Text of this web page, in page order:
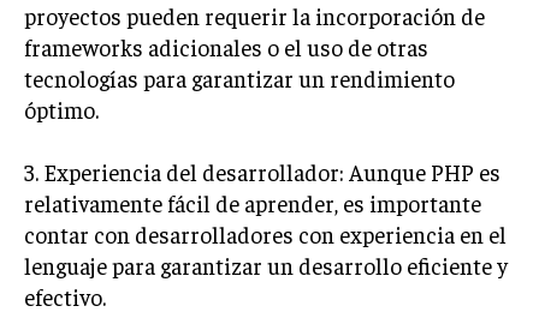
proyectos pueden requerir la incorporación de
frameworks adicionales o el uso de otras
tecnologías para garantizar un rendimiento
óptimo.
3. Experiencia del desarrollador: Aunque PHP es
relativamente fácil de aprender, es importante
contar con desarrolladores con experiencia en el
lenguaje para garantizar un desarrollo eficiente y
efectivo.